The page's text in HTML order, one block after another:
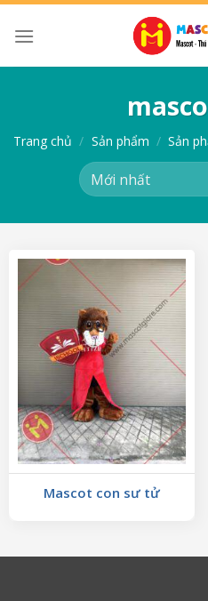
Skip
Trang chủ / Sản phẩm / Sản
Mascot con sư tử